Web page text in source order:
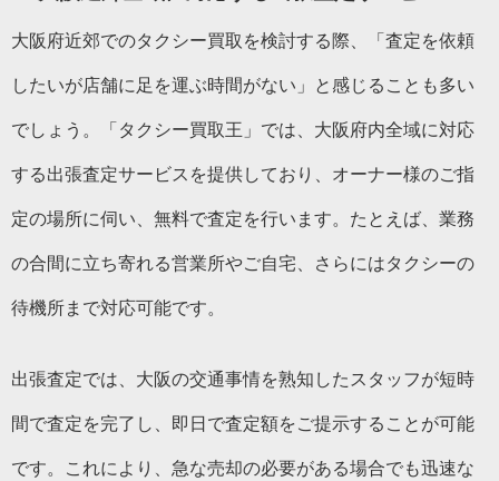
大阪府近郊でのタクシー買取を検討する際、「査定を依頼
したいが店舗に足を運ぶ時間がない」と感じることも多い
でしょう。「タクシー買取王」では、大阪府内全域に対応
する出張査定サービスを提供しており、オーナー様のご指
定の場所に伺い、無料で査定を行います。たとえば、業務
の合間に立ち寄れる営業所やご自宅、さらにはタクシーの
待機所まで対応可能です。
出張査定では、大阪の交通事情を熟知したスタッフが短時
間で査定を完了し、即日で査定額をご提示することが可能
です。これにより、急な売却の必要がある場合でも迅速な